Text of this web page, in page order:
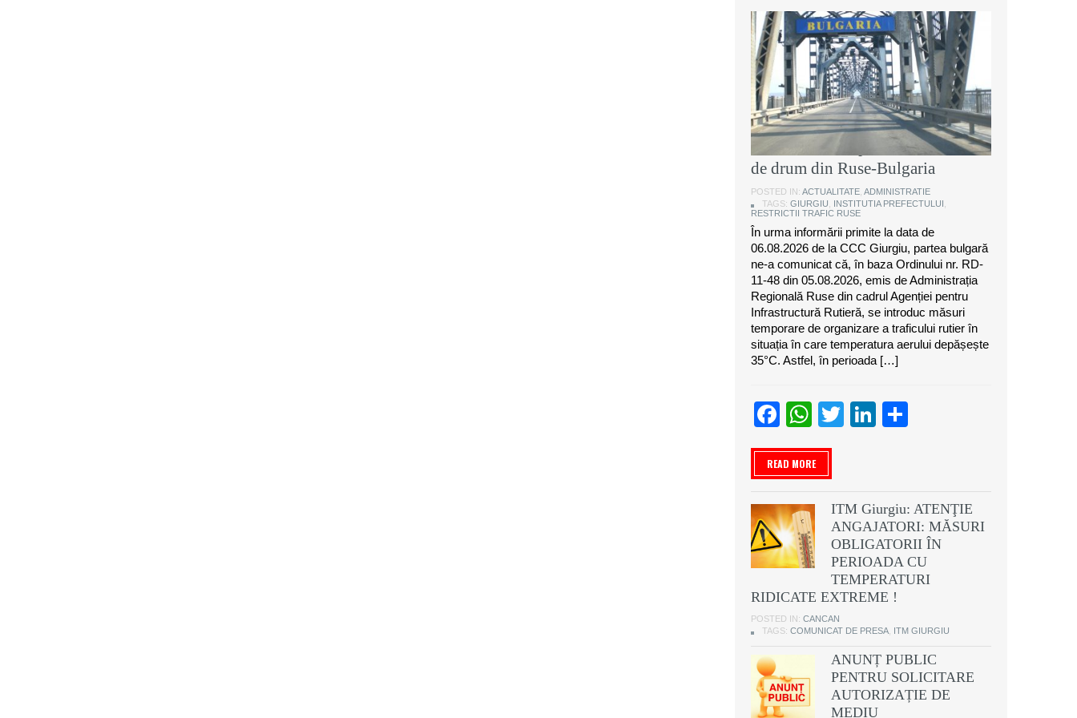
Instituția Prefectului: Măsuri
temporare de organizare a
traficului rutier pe anumite sectoare
de drum din Ruse-Bulgaria
POSTED IN: ACTUALITATE ADMINISTRATIE
TAGS: GIURGIU INSTITUTIA PREFECTULUI
RESTRICTII TRAFIC RUSE
În urma informării primite la data de
06.08.2026 de la CCC Giurgiu, partea bulgară
ne-a comunicat că, în baza Ordinului nr. RD-
11-48 din 05.08.2026, emis de Administrația
Regională Ruse din cadrul Agenției pentru
Infrastructură Rutieră, se introduc măsuri
temporare de organizare a traficului rutier în
situația în care temperatura aerului depășește
35°C. Astfel, în perioada […]
Facebook
WhatsApp
TwitterLinkedIn
READ MORE
ITM Giurgiu: ATENŢIE
ANGAJATORI: MĂSURI
OBLIGATORII ÎN
PERIOADA CU
TEMPERATURI
RIDICATE EXTREME !
POSTED IN: CANCAN
TAGS: COMUNICAT DE PRESA ITM GIURGIU
ANUNȚ PUBLIC
PENTRU SOLICITARE
AUTORIZAȚIE DE
MEDIU